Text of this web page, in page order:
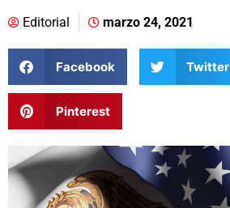
Editorial marzo 24, 2021
Facebook Twitter
Pinterest